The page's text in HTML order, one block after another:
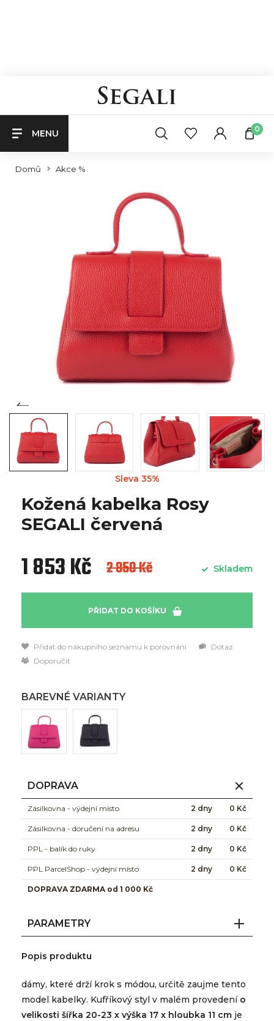
MENU 0
Domů Akce %
Sleva 35%
Kožená kabelka Rosy
SEGALI červená
1 853 Kč 2 850 Kč Skladem
PŘIDAT DO KOŠÍKU
Přidat do nákupního seznamu k porovnání
Dotaz
Doporučit
BAREVNÉ VARIANTY
DOPRAVA
Zásilkovna - výdejní místo 2 dny 0 Kč
Zásilkovna - doručení na adresu 2 dny 0 Kč
PPL - balík do ruky 2 dny 0 Kč
PPL ParcelShop - výdejní místo 2 dny 0 Kč
DOPRAVA ZDARMA od 1 000 Kč
PARAMETRY
Popis produktu
dámy, které drží krok s módou, určitě zaujme tento
model kabelky. Kufříkový styl v malém provedení o
velikosti šířka 20-23 x výška 17 x hloubka 11 cm je